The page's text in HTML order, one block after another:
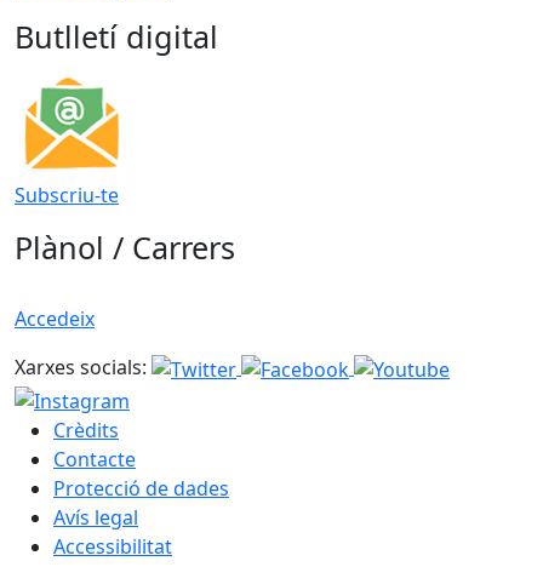
Butlletí digital
Subscriu-te
Plànol / Carrers
Accedeix
Xarxes socials:
Crèdits
Contacte
Protecció de dades
Avís legal
Accessibilitat